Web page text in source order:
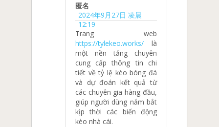
匿名
2024年9月27日 凌晨
12:19
Trang web
https://tylekeo.works/ là
một nền tảng chuyên
cung cấp thông tin chi
tiết về tỷ lệ kèo bóng đá
và dự đoán kết quả từ
các chuyên gia hàng đầu,
giúp người dùng nắm bắt
kịp thời các biến động
kèo nhà cái.